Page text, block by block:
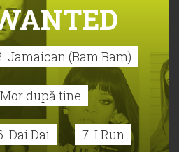
Jamaican (Bam Bam)
după tine
Dai Dai 7. I Run